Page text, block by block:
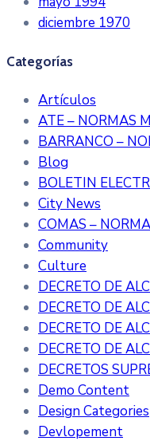
diciembre 1970
Categorías
Artículos
ATE – NORMAS
BARRANCO –
Blog
BOLETIN
City News
COMAS –
Community
Culture
DECRETO DE
DECRETO DE
DECRETO DE
DECRETO DE
DECRETOS
Demo Content
Design Categories
Devlopement